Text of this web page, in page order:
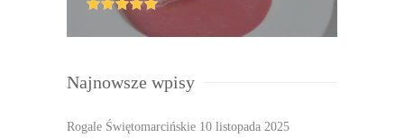
Najnowsze wpisy
Rogale Świętomarcińskie 10 listopada 2025